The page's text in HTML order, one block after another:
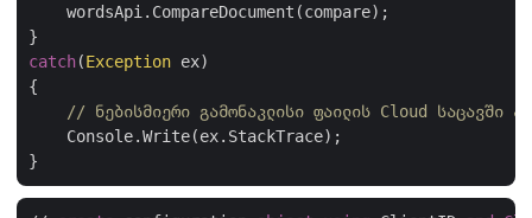
    wordsApi.CompareDocument(compare);
catch(Exception ex)
{
// ნებისმიერი გამონაკლისი ფაილის Cloud საცავში
    Console.Write(ex.StackTrace);